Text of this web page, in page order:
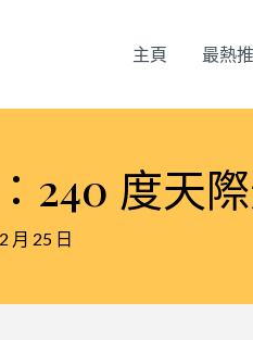
主頁 最熱
240 度天
月 25 日